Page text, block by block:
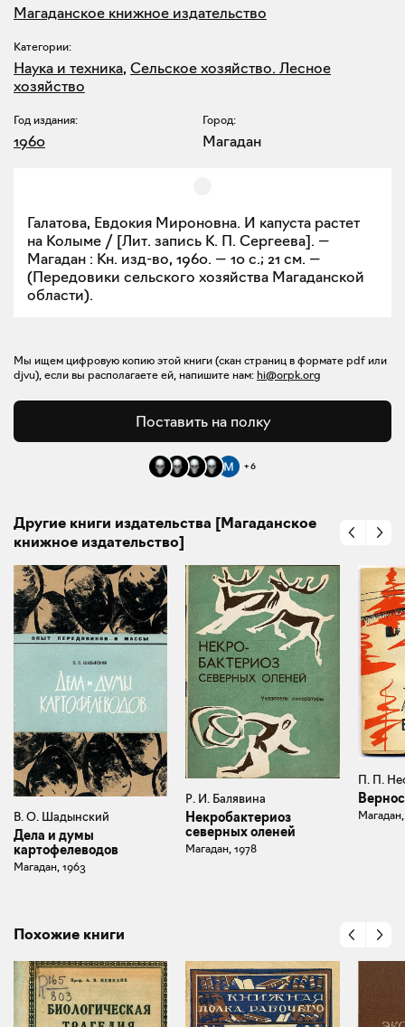
Магаданское книжное издательство
Категории:
Наука и техника, Сельское хозяйство. Лесное
хозяйство
Год издания:
1960
Город:
Магадан
Галатова, Евдокия Мироновна. И капуста растет
на Колыме / [Лит. запись К. П. Сергеева]. —
Магадан : Кн. изд-во, 1960. — 10 с.; 21 см. —
(Передовики сельского хозяйства Магаданской
области).
Мы ищем цифровую копию этой книги (скан страниц в формате pdf или
djvu), если вы располагаете ей, напишите нам: hi@orpk.org
Поставить на полку
+6
Другие книги издательства [Магаданское
книжное издательство]
В. О. Шадынский
Дела и думы
картофелеводов
Магадан, 1963
Р. И. Балявина
Некробактериоз
северных оленей
Магадан, 1978
П. П.
Похожие книги